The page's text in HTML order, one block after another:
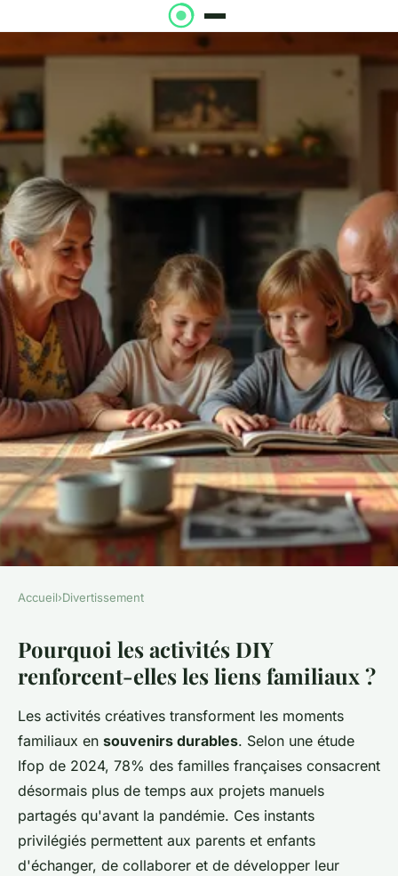
Des activités diy pour
renforcer les liens familiaux à
la maison
Liam 10 février 2026 8 min de lecture
Accueil›Divertissement
Pourquoi les activités DIY
renforcent-elles les liens familiaux ?
Les activités créatives transforment les moments
familiaux en souvenirs durables. Selon une étude
Ifop de 2024, 78% des familles françaises consacrent
désormais plus de temps aux projets manuels
partagés qu'avant la pandémie. Ces instants
privilégiés permettent aux parents et enfants
d'échanger, de collaborer et de développer leur